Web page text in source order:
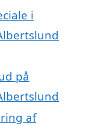
i
på
af